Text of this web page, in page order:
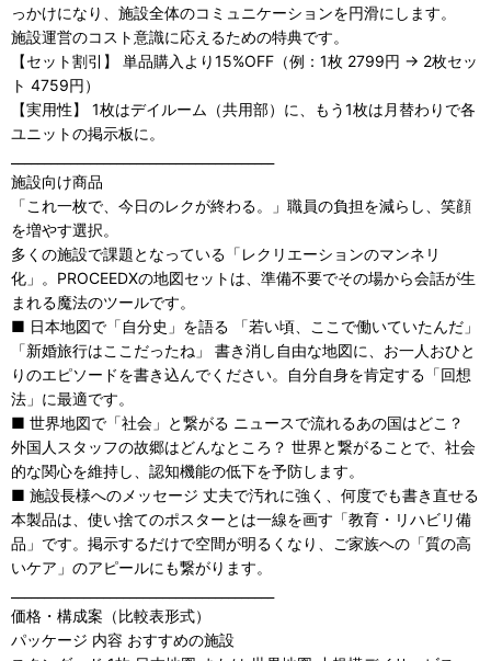
っかけになり、施設全体のコミュニケーションを円滑にします。
施設運営のコスト意識に応えるための特典です。
【セット割引】 単品購入より15%OFF（例：1枚 2799円 → 2枚セッ
ト 4759円）
【実用性】 1枚はデイルーム（共用部）に、もう1枚は月替わりで各
ユニットの掲示板に。
施設向け商品
「これ一枚で、今日のレクが終わる。」職員の負担を減らし、笑顔
を増やす選択。
多くの施設で課題となっている「レクリエーションのマンネリ
化」。PROCEEDXの地図セットは、準備不要でその場から会話が生
まれる魔法のツールです。
■ 日本地図で「自分史」を語る 「若い頃、ここで働いていたんだ」
「新婚旅行はここだったね」 書き消し自由な地図に、お一人おひと
りのエピソードを書き込んでください。自分自身を肯定する「回想
法」に最適です。
■ 世界地図で「社会」と繋がる ニュースで流れるあの国はどこ？
外国人スタッフの故郷はどんなところ？ 世界と繋がることで、社会
的な関心を維持し、認知機能の低下を予防します。
■ 施設長様へのメッセージ 丈夫で汚れに強く、何度でも書き直せる
本製品は、使い捨てのポスターとは一線を画す「教育・リハビリ備
品」です。掲示するだけで空間が明るくなり、ご家族への「質の高
いケア」のアピールにも繋がります。
価格・構成案（比較表形式）
パッケージ 内容 おすすめの施設